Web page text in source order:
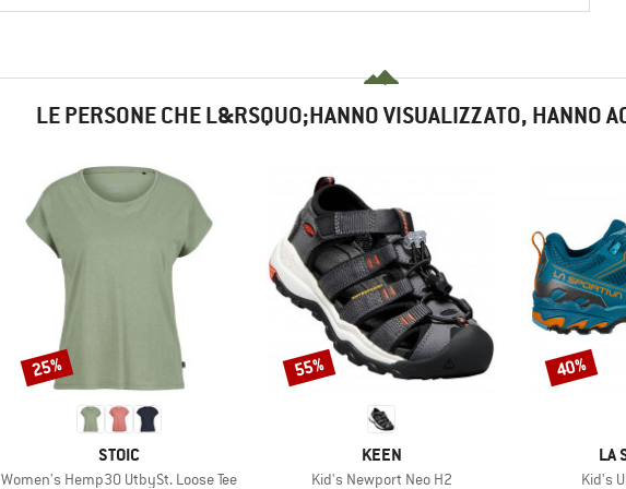
LE PERSONE CHE L&RSQUO;HANNO VISUALIZZATO, HANNO
MARCHIO
STOIC
Articolo
Women's Hemp30 UtbySt. Loose Tee
Sconto
25%
MARCHIO
KEEN
Articolo
Kid's Newport Neo H2
Sconto
55%
LA
Kid's
Sconto
40%